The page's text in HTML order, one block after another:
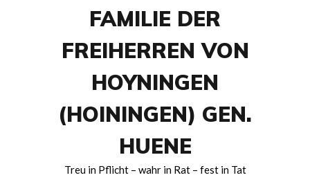
FAMILIE DER
FREIHERREN VON
HOYNINGEN
(HOININGEN) GEN.
HUENE
Treu in Pflicht – wahr in Rat – fest in Tat